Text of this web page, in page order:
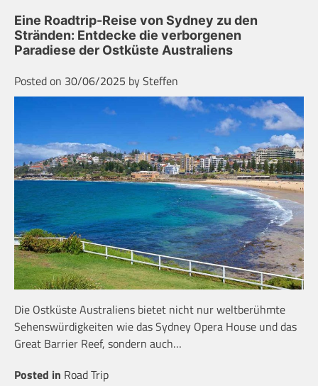
Eine Roadtrip-Reise von Sydney zu den
Stränden: Entdecke die verborgenen
Paradiese der Ostküste Australiens
Posted on 30/06/2025 bySteffen
Die Ostküste Australiens bietet nicht nur weltberühmte
Sehenswürdigkeiten wie das Sydney Opera House und das
Great Barrier Reef, sondern auch…
Posted in Road Trip